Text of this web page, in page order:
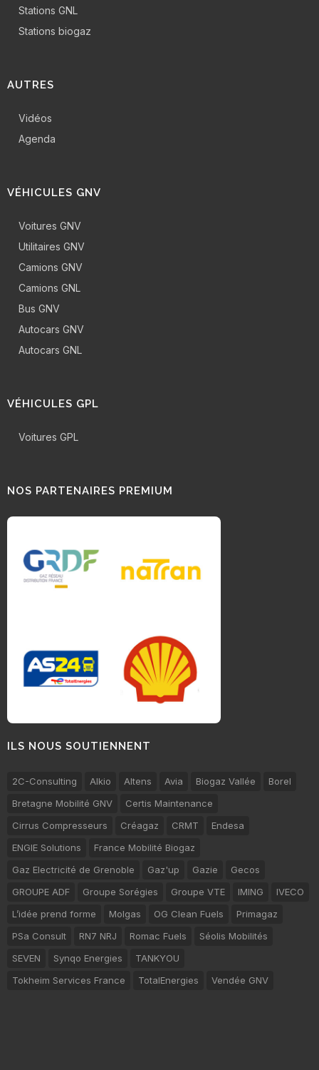
Stations GNL
Stations biogaz
AUTRES
Vidéos
Agenda
VÉHICULES GNV
Voitures GNV
Utilitaires GNV
Camions GNV
Camions GNL
Bus GNV
Autocars GNV
Autocars GNL
VÉHICULES GPL
Voitures GPL
NOS PARTENAIRES PREMIUM
ILS NOUS SOUTIENNENT
2C-Consulting Alkio Altens Avia Biogaz Vallée
Borel
Bretagne Mobilité GNV
Certis Maintenance
Cirrus Compresseurs
Créagaz CRMT
Endesa
ENGIE Solutions
France Mobilité Biogaz
Gaz Electricité de Grenoble
Gaz'up Gazie
Gecos
GROUPE ADF
Groupe Sorégies Groupe VTE IMING
IVECO
L’idée prend forme
Molgas OG Clean Fuels
Primagaz
PSa Consult
RN7 NRJ Romac Fuels
Séolis Mobilités
SEVEN
Synqo Energies
TANKYOU
Tokheim Services France
TotalEnergies Vendée GNV